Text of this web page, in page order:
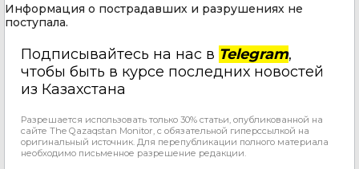
Информация о пострадавших и разрушениях не
поступала.
Подписывайтесь на нас в Telegram,
чтобы быть в курсе последних новостей
из Казахстана
Разрешается использовать только 30% статьи, опубликованной на
сайте The Qazaqstan Monitor, с обязательной гиперссылкой на
оригинальный источник. Для перепубликации полного материала
необходимо письменное разрешение редакции.